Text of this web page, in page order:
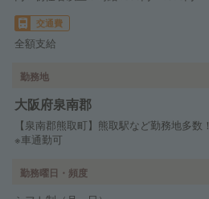
交通費
全額支給
勤務地
大阪府泉南郡
【泉南郡熊取町】熊取駅など勤務地多数！
※車通勤可
勤務曜日・頻度